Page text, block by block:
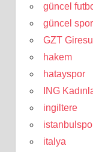
güncel
güncel
GZT
hakem
hatayspor
ING
ingiltere
italya